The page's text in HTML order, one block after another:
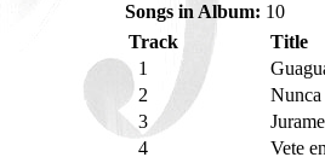
Songs in Album: 10
Track
Title
1
2
Nunca
3
Jurame
4
Vete